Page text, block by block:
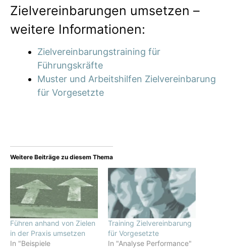
Zielvereinbarungen umsetzen –
weitere Informationen:
Zielvereinbarungstraining für
Führungskräfte
Muster und Arbeitshilfen Zielvereinbarung
für Vorgesetzte
Weitere Beiträge zu diesem Thema
Führen anhand von Zielen
in der Praxis umsetzen
In "Beispiele
Training Zielvereinbarung
für Vorgesetzte
In "Analyse Performance"